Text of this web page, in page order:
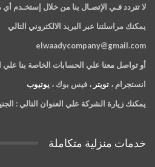
لا تتردد فـي الإتصـال بنا من خلال إستخـدم
يمكنك مراسلتنا عبر البريد الالكتروني التالي
elwaadycompany@gmail.com
أو تواصل معنا علي الحسابات الخاصة بنا علي
انستجرام ، تويتر ، فيس بوك ، يوتيوب
يمكنك زيارة الشركة علي العنوان التالي :
خدمات منزلية متكاملة